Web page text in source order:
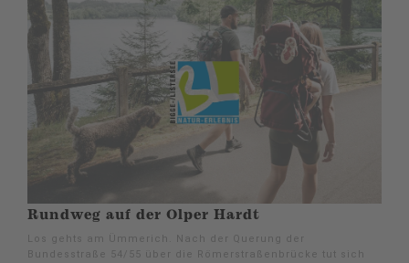
Rundweg auf der Olper Hardt
Los gehts am Ümmerich. Nach der Querung der
Bundesstraße 54/55 über die Römerstraßenbrücke tut sich